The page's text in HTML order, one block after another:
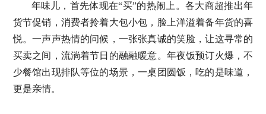
年味儿，首先体现在“买”的热闹上。各大商超推出年
货节促销，消费者拎着大包小包，脸上洋溢着备年货的喜
悦。一声声热情的问候，一张张真诚的笑脸，让这寻常的
买卖之间，流淌着节日的融融暖意。年夜饭预订火爆，不
少餐馆出现排队等位的场景，一桌团圆饭，吃的是味道，
更是亲情。